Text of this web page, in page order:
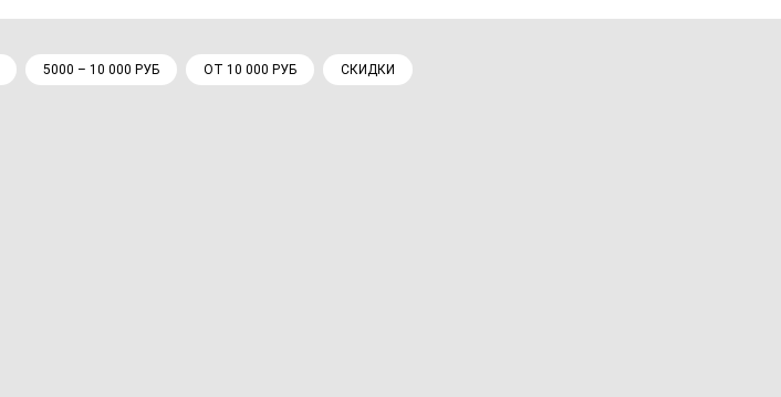
5000 – 10 000 РУБ ОТ 10 000 РУБ СКИДКИ